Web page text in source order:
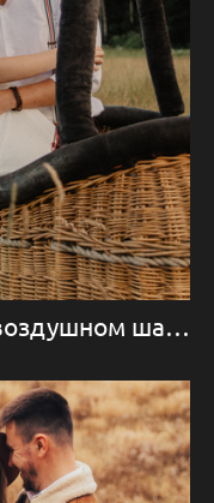
Эрика Саша. Любовь на воздушном шаре